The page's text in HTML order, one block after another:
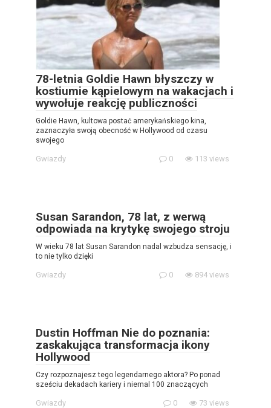
78-letnia Goldie Hawn błyszczy w
kostiumie kąpielowym na wakacjach i
wywołuje reakcję publiczności
Goldie Hawn, kultowa postać amerykańskiego kina,
zaznaczyła swoją obecność w Hollywood od czasu
swojego
Gwiazdy 0 113 views
Susan Sarandon, 78 lat, z werwą
odpowiada na krytykę swojego stroju
W wieku 78 lat Susan Sarandon nadal wzbudza sensację, i
to nie tylko dzięki
Gwiazdy 0 894 views
Dustin Hoffman Nie do poznania:
zaskakująca transformacja ikony
Hollywood
Czy rozpoznajesz tego legendarnego aktora? Po ponad
sześciu dekadach kariery i niemal 100 znaczących
Gwiazdy 0 73 views